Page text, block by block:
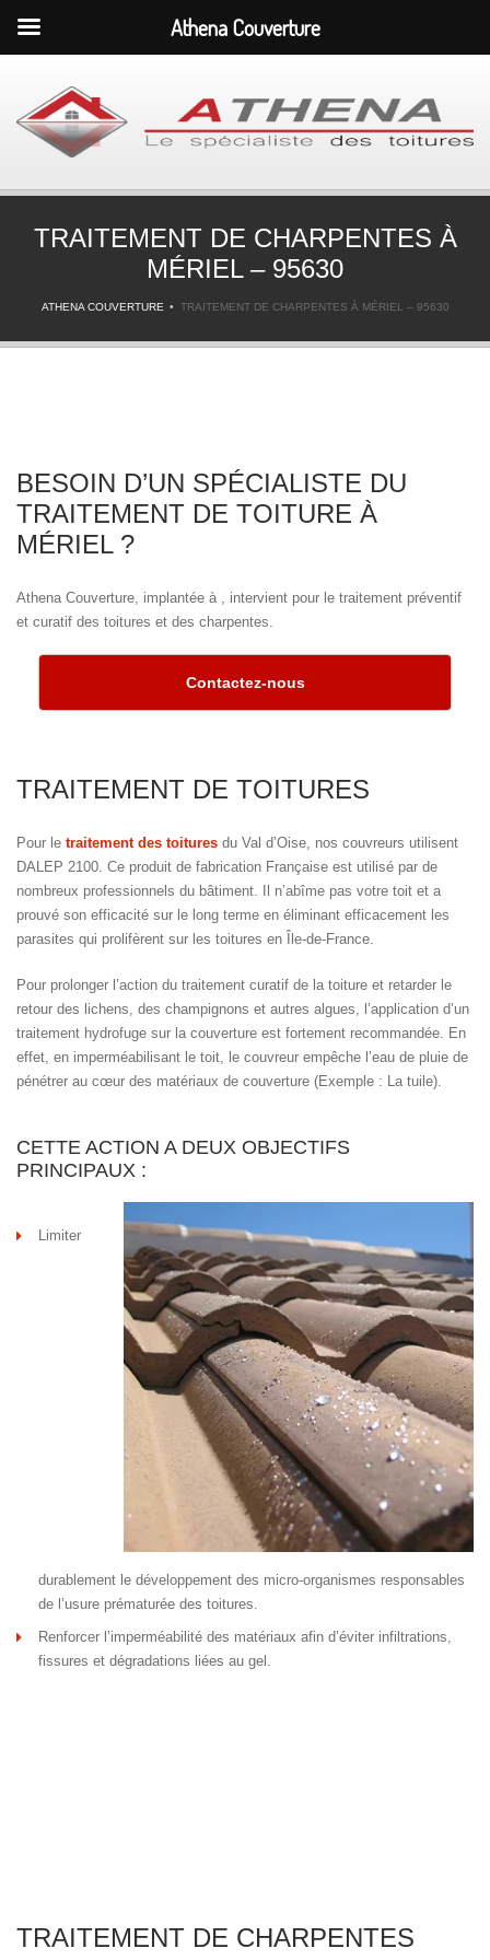
TRAITEMENT DE CHARPENTES À
MÉRIEL – 95630
ATHENA COUVERTURE TRAITEMENT DE CHARPENTES À MÉRIEL – 95630
BESOIN D’UN SPÉCIALISTE DU
TRAITEMENT DE TOITURE À
MÉRIEL ?
Athena Couverture, implantée à , intervient pour le traitement préventif
et curatif des toitures et des charpentes.
Contactez-nous
TRAITEMENT DE TOITURES
Pour le traitement des toitures du Val d’Oise, nos couvreurs utilisent
DALEP 2100. Ce produit de fabrication Française est utilisé par de
nombreux professionnels du bâtiment. Il n’abîme pas votre toit et a
prouvé son efficacité sur le long terme en éliminant efficacement les
parasites qui prolifèrent sur les toitures en Île-de-France.
Pour prolonger l’action du traitement curatif de la toiture et retarder le
retour des lichens, des champignons et autres algues, l’application d’un
traitement hydrofuge sur la couverture est fortement recommandée. En
effet, en imperméabilisant le toit, le couvreur empêche l’eau de pluie de
pénétrer au cœur des matériaux de couverture (Exemple : La tuile).
CETTE ACTION A DEUX OBJECTIFS
PRINCIPAUX :
Limiter
durablement le développement des micro-organismes responsables
de l’usure prématurée des toitures.
Renforcer l’imperméabilité des matériaux afin d’éviter infiltrations,
fissures et dégradations liées au gel.
TRAITEMENT DE CHARPENTES
Athena Couverture